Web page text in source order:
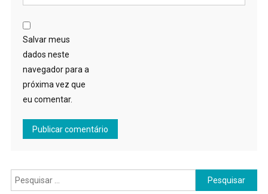
Salvar meus
dados neste
navegador para a
próxima vez que
eu comentar.
Pesquisar
por: